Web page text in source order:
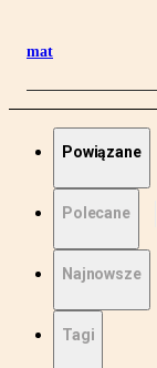
mat
Powiązane
Polecane
Najnowsze
Tagi